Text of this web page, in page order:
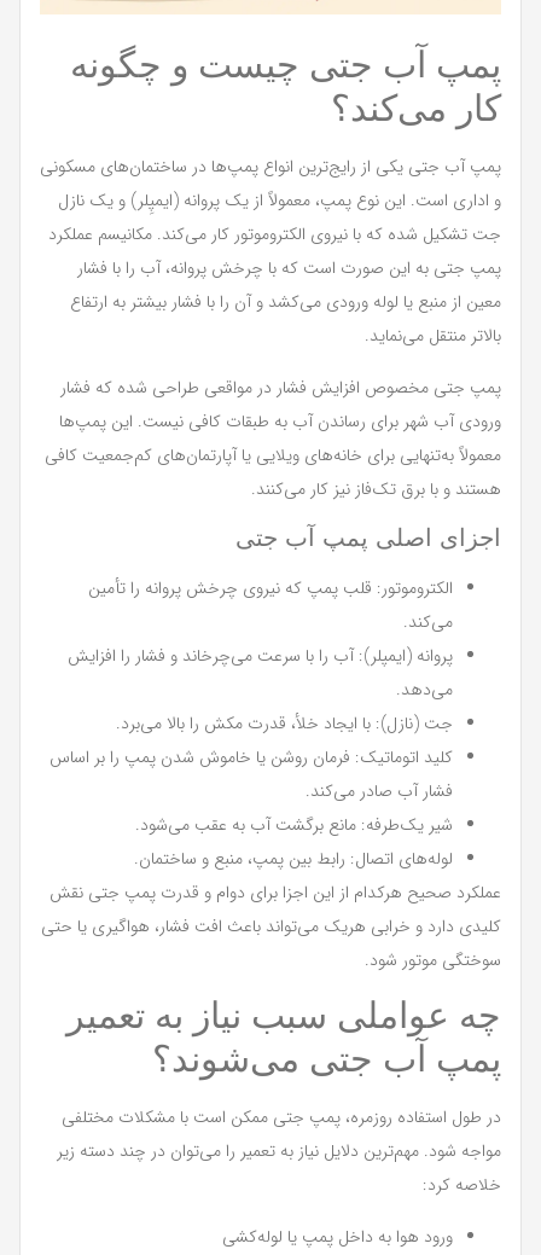
پمپ آب جتی چیست و چگونه
کار می‌کند؟
پمپ آب جتی یکی از رایج‌ترین انواع پمپ‌ها در ساختمان‌های مسکونی
و اداری است. این نوع پمپ، معمولاً از یک پروانه (ایمپِلر) و یک نازل
جت تشکیل شده که با نیروی الکتروموتور کار می‌کند. مکانیسم عملکرد
پمپ جتی به این صورت است که با چرخش پروانه، آب را با فشار
معین از منبع یا لوله ورودی می‌کشد و آن را با فشار بیشتر به ارتفاع
بالاتر منتقل می‌نماید.
پمپ جتی مخصوص افزایش فشار در مواقعی طراحی شده که فشار
ورودی آب شهر برای رساندن آب به طبقات کافی نیست. این پمپ‌ها
معمولاً به‌تنهایی برای خانه‌های ویلایی یا آپارتمان‌های کم‌جمعیت کافی
هستند و با برق تک‌فاز نیز کار می‌کنند.
اجزای اصلی پمپ آب جتی
الکتروموتور: قلب پمپ که نیروی چرخش پروانه را تأمین
می‌کند.
پروانه (ایمپلر): آب را با سرعت می‌چرخاند و فشار را افزایش
می‌دهد.
جت (نازل): با ایجاد خلأ، قدرت مکش را بالا می‌برد.
کلید اتوماتیک: فرمان روشن یا خاموش شدن پمپ را بر اساس
فشار آب صادر می‌کند.
شیر یک‌طرفه: مانع برگشت آب به عقب می‌شود.
لوله‌های اتصال: رابط بین پمپ، منبع و ساختمان.
عملکرد صحیح هرکدام از این اجزا برای دوام و قدرت پمپ جتی نقش
کلیدی دارد و خرابی هریک می‌تواند باعث افت فشار، هواگیری یا حتی
سوختگی موتور شود.
چه عواملی سبب نیاز به تعمیر
پمپ آب جتی می‌شوند؟
در طول استفاده روزمره، پمپ جتی ممکن است با مشکلات مختلفی
مواجه شود. مهم‌ترین دلایل نیاز به تعمیر را می‌توان در چند دسته زیر
خلاصه کرد:
ورود هوا به داخل پمپ یا لوله‌کشی